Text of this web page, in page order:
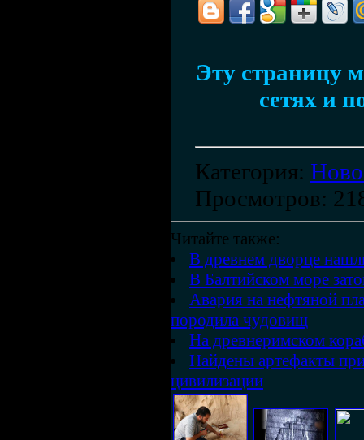
Эту страницу
сетях и
Категория:
Просмотров:
Читайте также:
В древнем дворце
В Балтийском море
Авария на нефтяной
породила чудовищ
На древнеримском
Найдены артефакты
цивилизации